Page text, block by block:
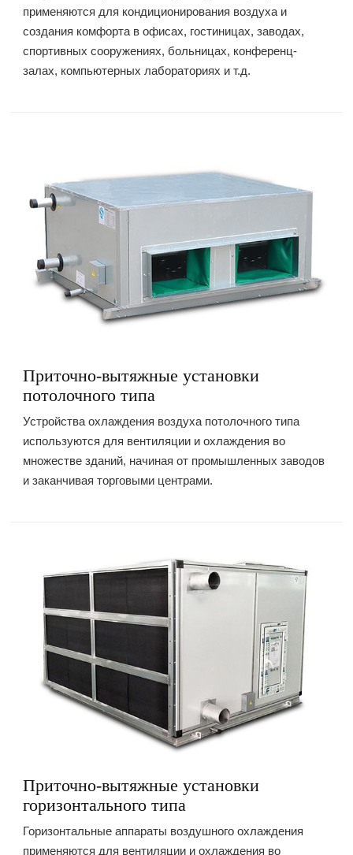
применяются для кондиционирования воздуха и
создания комфорта в офисах, гостиницах, заводах,
спортивных сооружениях, больницах, конференц-
залах, компьютерных лабораториях и т.д.
Приточно-вытяжные установки
потолочного типа
Устройства охлаждения воздуха потолочного типа
используются для вентиляции и охлаждения во
множестве зданий, начиная от промышленных заводов
и заканчивая торговыми центрами.
Приточно-вытяжные установки
горизонтального типа
Горизонтальные аппараты воздушного охлаждения
применяются для вентиляции и охлаждения во